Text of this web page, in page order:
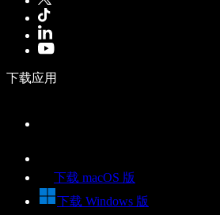
下载应用
下载 macOS 版
下载 Windows 版